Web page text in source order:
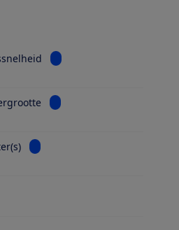
Bekijk informatie voor
Bekijk informatie voor
Bekijk informatie voor
informatie voor